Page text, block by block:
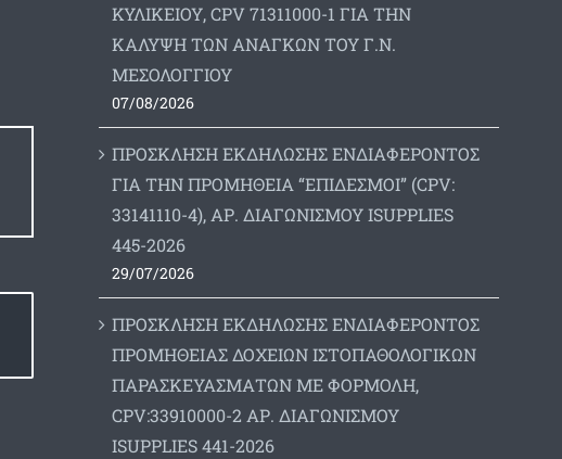
ΚΥΛΙΚΕΙΟΥ, CPV 71311000-1 ΓΙΑ ΤΗΝ
ΚΑΛΥΨΗ ΤΩΝ ΑΝΑΓΚΩΝ ΤΟΥ Γ.Ν.
ΜΕΣΟΛΟΓΓΙΟΥ
07/08/2026
ΠΡΟΣΚΛΗΣΗ ΕΚΔΗΛΩΣΗΣ ΕΝΔΙΑΦΕΡΟΝΤΟΣ
ΓΙΑ ΤΗΝ ΠΡΟΜΗΘΕΙΑ “ΕΠΙΔΕΣΜΟΙ” (CPV:
33141110-4), ΑΡ. ΔΙΑΓΩΝΙΣΜΟΥ ISUPPLIES
445-2026
29/07/2026
ΠΡΟΣΚΛΗΣΗ ΕΚΔΗΛΩΣΗΣ ΕΝΔΙΑΦΕΡΟΝΤΟΣ
ΠΡΟΜΗΘΕΙΑΣ ΔΟΧΕΙΩΝ ΙΣΤΟΠΑΘΟΛΟΓΙΚΩΝ
ΠΑΡΑΣΚΕΥΑΣΜΑΤΩΝ ΜΕ ΦΟΡΜΟΛΗ,
CPV:33910000-2 ΑΡ. ΔΙΑΓΩΝΙΣΜΟΥ
ΙSUPPLIES 441-2026